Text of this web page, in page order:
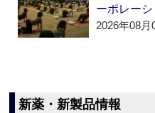
ーポレー
2026年08月
新薬・新製品情報